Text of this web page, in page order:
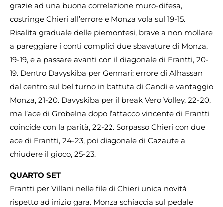
grazie ad una buona correlazione muro-difesa,
costringe Chieri all’errore e Monza vola sul 19-15.
Risalita graduale delle piemontesi, brave a non mollare
a pareggiare i conti complici due sbavature di Monza,
19-19, e a passare avanti con il diagonale di Frantti, 20-
19. Dentro Davyskiba per Gennari: errore di Alhassan
dal centro sul bel turno in battuta di Candi e vantaggio
Monza, 21-20. Davyskiba per il break Vero Volley, 22-20,
ma l’ace di Grobelna dopo l’attacco vincente di Frantti
coincide con la parità, 22-22. Sorpasso Chieri con due
ace di Frantti, 24-23, poi diagonale di Cazaute a
chiudere il gioco, 25-23.
QUARTO SET
Frantti per Villani nelle file di Chieri unica novità
rispetto ad inizio gara. Monza schiaccia sul pedale